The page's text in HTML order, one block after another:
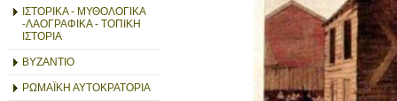
ΙΣΤΟΡΙΚΑ - ΜΥΘΟΛΟΓΙΚΑ
-ΛΑΟΓΡΑΦΙΚΑ - ΤΟΠΙΚΗ
ΙΣΤΟΡΙΑ
ΒΥΖΑΝΤΙΟ
ΡΩΜΑΪΚΗ ΑΥΤΟΚΡΑΤΟΡΙΑ